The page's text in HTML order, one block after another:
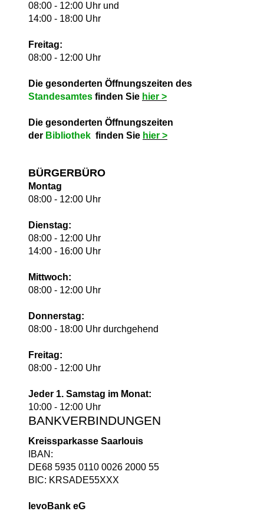
08:00 - 12:00 Uhr und
14:00 - 18:00 Uhr
Freitag:
08:00 - 12:00 Uhr
Die gesonderten Öffnungszeiten des
Standesamtes finden Sie hier >
Die gesonderten Öffnungszeiten
der Bibliothek finden Sie hier >
BÜRGERBÜRO
Montag
08:00 - 12:00 Uhr
Dienstag:
08:00 - 12:00 Uhr
14:00 - 16:00 Uhr
Mittwoch:
08:00 - 12:00 Uhr
Donnerstag:
08:00 - 18:00 Uhr durchgehend
Freitag:
08:00 - 12:00 Uhr
Jeder 1. Samstag im Monat:
10:00 - 12:00 Uhr
BANKVERBINDUNGEN
Kreissparkasse Saarlouis
IBAN:
DE68 5935 0110 0026 2000 55
BIC: KRSADE55XXX
levoBank eG